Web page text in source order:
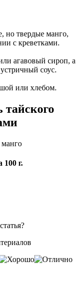
но твердые манго,
с креветками.
агавовый сироп, а
соус.
или хлебом.
манго
100 г.